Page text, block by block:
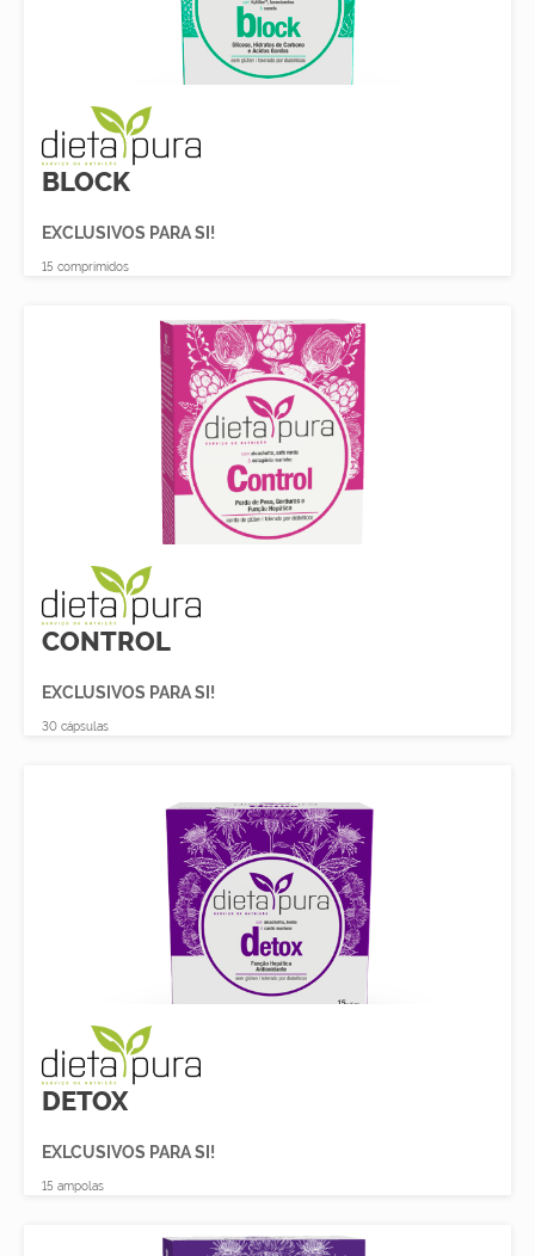
BLOCK
EXCLUSIVOS PARA SI!
15 comprimidos
CONTROL
EXCLUSIVOS PARA SI!
30 cápsulas
DETOX
EXLCUSIVOS PARA SI!
15 ampolas